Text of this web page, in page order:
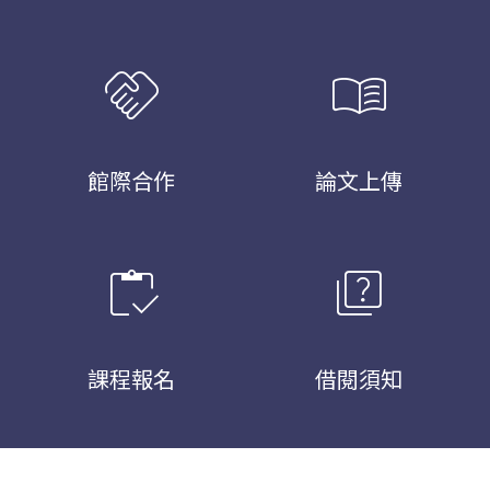
handshake
館際合作
menu_book
論文上傳
inventory
課程報名
quiz
借閱須知